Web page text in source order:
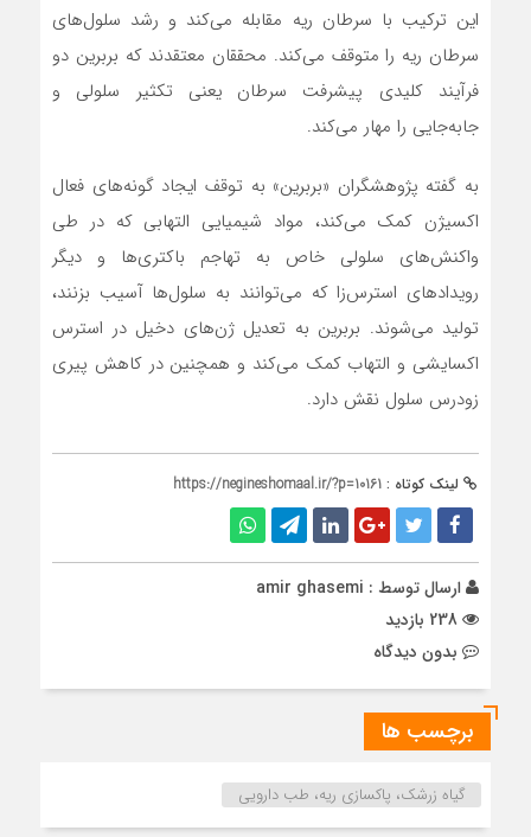
این ترکیب با سرطان ریه مقابله می‌کند و رشد سلول‌های
سرطان ریه را متوقف می‌کند. محققان معتقدند که بربرین دو
فرآیند کلیدی پیشرفت سرطان یعنی تکثیر سلولی و
جابه‌جایی را مهار می‌کند.
به گفته پژوهشگران «بربرین» به توقف ایجاد گونه‌های فعال
اکسیژن کمک می‌کند، مواد شیمیایی التهابی که در طی
واکنش‌های سلولی خاص به تهاجم باکتری‌ها و دیگر
رویدادهای استرس‌زا که می‌توانند به سلول‌ها آسیب بزنند،
تولید می‌شوند. بربرین به تعدیل ژن‌های دخیل در استرس
اکسایشی و التهاب کمک می‌کند و همچنین در کاهش پیری
زودرس سلول نقش دارد.
لینک کوتاه : https://negineshomaal.ir/?p=10161
ارسال توسط : amir ghasemi
بدون دیدگاه
برچسب ها
گیاه زرشک، پاکسازی ریه، طب دارویی